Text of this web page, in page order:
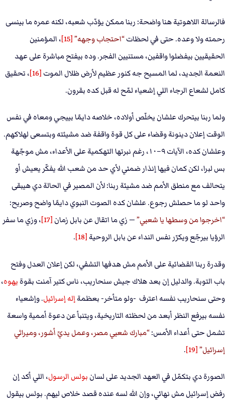
فالرسالة اللاهوتية هنا واضحة: ربنا ممكن يؤدّب شعبه، لكنه عمره ما بينسى
رحمته ولا وعده. حتى في لحظات احتجاب وجهه [15]
، المؤمنين
الحقيقيين بيفضلوا واقفين، مستنيين الفجر. وده بيفتح مباشرة على عهد
النعمة الجديد، لما المسيح جه كنور عظيم لأرض ظلال الموت [16]
، تحقيق
كامل لشعاع الرجاء اللي إشعياء لمّح له قبل كده بقرون.
ولما ربنا بيتحرك علشان يخلّص أولاده، خلاصه دايمًا بييجي ومعاه في نفس
الوقت إعلان دينونة وقضاء على كل قوة واقفة ضد مشيئته وبتسعى لهلاكهم.
وعلشان كده، الآيات ٩–١٠، رغم نبرتها التهكمية على الأعداء، مش موجّهة
بس لبرا، لكن كمان فيها إنذار ضمني لأي حد من شعب الله يفكّر يعيش أو
يتحالف مع منطق الأمم ضد مشيئة ربنا: لأن المصير في الحالة دي هيبقى
واحد لو ما حصلش رجوع. علشان كده الصوت النبوي دايمًا واضح وصريح:
اخرجوا من وسطها يا شعبي — زي ما اتقال عن بابل زمان [17]
، وزي ما سفر
الرؤيا بيرجّع ويكرّر نفس النداء عن بابل الروحية[18]
.
وقدرة ربنا القضائية على الأمم مش هدفها التشفي، لكن إعلان العدل وفتح
باب التوبة. والدليل إن بعد هلاك جيش سنحاريب، ناس كتير آمنت بقوة يهوه،
وحتى سنحاريب نفسه اعترف -ولو متأخر- بعظمةإله إسرائيل. وإشعياء
نفسه بيرفع النظر أبعد من لحظته التاريخية، ويتنبأ عن دعوة أممية واسعة
تشمل حتى أعداء الأمس: مبارك شعبي مصر، وعمل يديّ أشور، وميراثي
إسرائيل [19]
.
الصورة دي بتكمّل في العهد الجديد على لسان بولس الرسول، اللي أكد إن
رفض إسرائيل مش نهائي، وإن الله لسه عنده قصد خلاص ليهم. بولس بيقول